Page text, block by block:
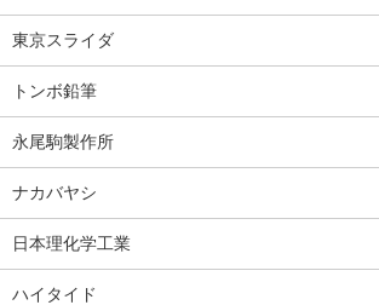
東京スライダ
トンボ鉛筆
永尾駒製作所
ナカバヤシ
日本理化学工業
ハイタイド